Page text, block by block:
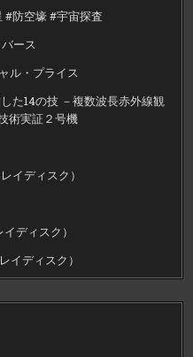
#防空壕 #宇宙探査
ース
ル・プライス
た14の技 －複数波長赤外線観
術実証２号機
イディスク）
ディスク）
イディスク）